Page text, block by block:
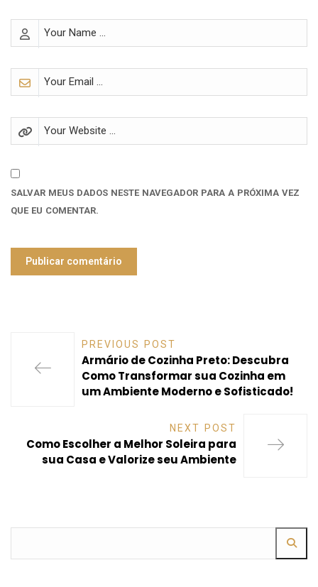
SALVAR MEUS DADOS NESTE NAVEGADOR PARA A PRÓXIMA VEZ
QUE EU COMENTAR.
PREVIOUS POST
Armário de Cozinha Preto: Descubra
Como Transformar sua Cozinha em
um Ambiente Moderno e Sofisticado!
NEXT POST
Como Escolher a Melhor Soleira para
sua Casa e Valorize seu Ambiente